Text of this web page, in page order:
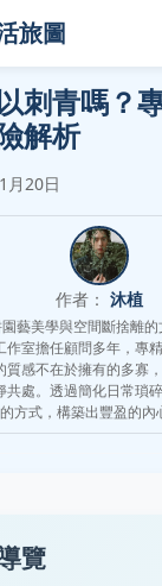
旅圖
刺青嗎？
解析
月20日
作者： 沐植
藝美學與空間斷捨離
作室擔任顧問多年，專
質感不在於擁有的多寡
共處。透過簡化日常瑣
方式，構築出豐盈的內
覽